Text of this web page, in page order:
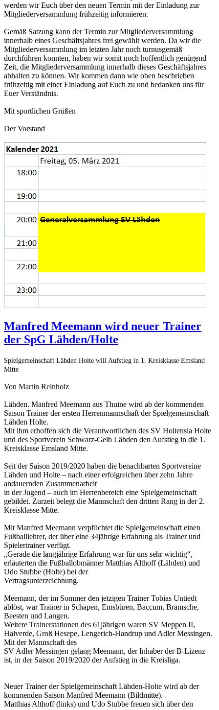
werden wir Euch über den neuen Termin mit der Einladung zur
Mitgliederversammlung frühzeitig informieren.
Gemäß Satzung kann der Termin zur Mitgliederversammlung
innerhalb eines Geschäftsjahres frei gewählt werden. Da wir die
Mitgliederversammlung im letzten Jahr noch turnusgemäß
durchführen konnten, haben wir somit noch hoffentlich genügend
Zeit, die Mitgliederversammlung innerhalb dieses Geschäftsjahres
abhalten zu können. Wir kommen dann wie oben beschrieben
frühzeitig mit einer Einladung auf Euch zu und bedanken uns für
Euer Verständnis.
Mit sportlichen Grüßen
Der Vorstand
Manfred Meemann wird neuer Trainer
der SpG Lähden/Holte
Spielgemeinschaft Lähden Holte will Aufstieg in 1. Kreisklasse Emsland
Mitte
Von Martin Reinholz
Lähden. Manfred Meemann aus Thuine wird ab der kommenden
Saison Trainer der ersten Herrenmannschaft der Spielgemeinschaft
Lähden Holte.
Mit ihm erhoffen sich die Verantwortlichen des SV Holtensia Holte
und des Sportverein Schwarz-Gelb Lähden den Aufstieg in die 1.
Kreisklasse Emsland Mitte.
Seit der Saison 2019/2020 haben die benachbarten Sportvereine
Lähden und Holte – nach einer erfolgreichen über zehn Jahre
andauernden Zusammenarbeit
in der Jugend – auch im Herrenbereich eine Spielgemeinschaft
gebildet. Zurzeit belegt die Mannschaft den dritten Rang in der 2.
Kreisklasse Mitte.
Mit Manfred Meemann verpflichtet die Spielgemeinschaft einen
Fußballlehrer, der über eine 34jährige Erfahrung als Trainer und
Spielertrainer verfügt.
„Gerade die langjährige Erfahrung war für uns sehr wichtig“,
erläuterten die Fußballobmänner Matthias Althoff (Lähden) und
Udo Stubbe (Holte) bei der
Vertragsunterzeichnung.
Meemann, der im Sommer den jetzigen Trainer Tobias Untiedt
ablöst, war Trainer in Schapen, Emsbüren, Baccum, Bramsche,
Beesten und Langen.
Weitere Trainerstationen des 61jährigen waren SV Meppen II,
Halverde, Groß Hesepe, Lengerich-Handrup und Adler Messingen.
Mit der Mannschaft des
SV Adler Messingen gelang Meemann, der Inhaber der B-Lizenz
ist, in der Saison 2019/2020 der Aufstieg in die Kreisliga.
Neuer Trainer der Spielgemeinschaft Lähden-Holte wird ab der
kommenden Saison Manfred Meemann (Bildmitte).
Matthias Althoff (links) und Udo Stubbe freuen sich über den